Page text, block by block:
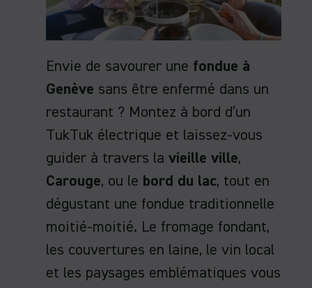
Envie de savourer une fondue à
Genève sans être enfermé dans un
restaurant ? Montez à bord d’un
TukTuk électrique et laissez-vous
guider à travers la vieille ville,
Carouge, ou le bord du lac, tout en
dégustant une fondue traditionnelle
moitié-moitié. Le fromage fondant,
les couvertures en laine, le vin local
et les paysages emblématiques vous